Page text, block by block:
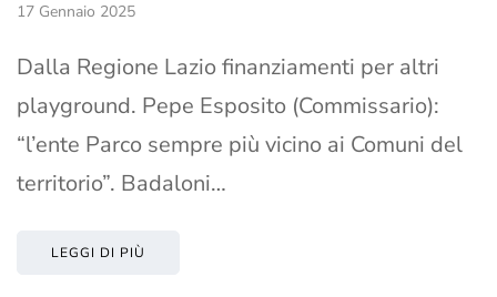
17 Gennaio 2025
Dalla Regione Lazio finanziamenti per altri
playground. Pepe Esposito (Commissario):
“l’ente Parco sempre più vicino ai Comuni del
territorio”. Badaloni…
LEGGI DI PIÙ